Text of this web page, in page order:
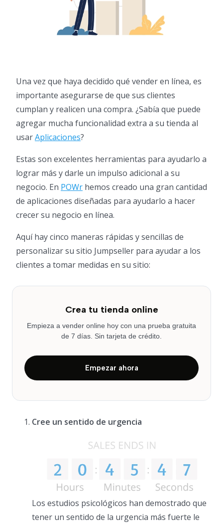
Una vez que haya decidido qué vender en línea, es
importante asegurarse de que sus clientes
cumplan y realicen una compra. ¿Sabía que puede
agregar mucha funcionalidad extra a su tienda al
usarAplicaciones?
Estas son excelentes herramientas para ayudarlo a
lograr más y darle un impulso adicional a su
negocio. En POWr hemos creado una gran cantidad
de aplicaciones diseñadas para ayudarlo a hacer
crecer su negocio en línea.
Aquí hay cinco maneras rápidas y sencillas de
personalizar su sitio Jumpseller para ayudar a los
clientes a tomar medidas en su sitio:
Crea tu tienda online
Empieza a vender online hoy con una prueba gratuita
de 7 días. Sin tarjeta de crédito.
Empezar ahora
Cree un sentido de urgencia
Los estudios psicológicos han demostrado que
tener un sentido de la urgencia más fuerte le